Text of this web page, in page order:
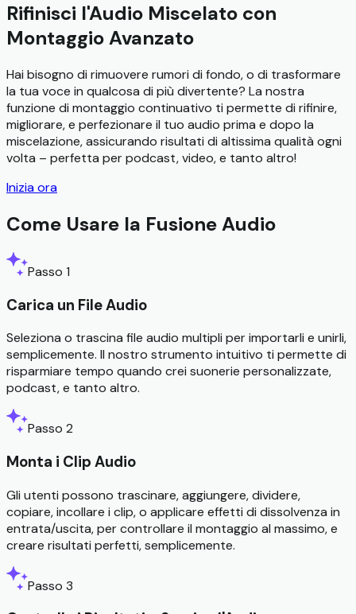
Rifinisci l'Audio Miscelato con
Montaggio Avanzato
Hai bisogno di rimuovere rumori di fondo, o di trasformare
la tua voce in qualcosa di più divertente? La nostra
funzione di montaggio continuativo ti permette di rifinire,
migliorare, e perfezionare il tuo audio prima e dopo la
miscelazione, assicurando risultati di altissima qualità ogni
volta – perfetta per podcast, video, e tanto altro!
Inizia ora
Come Usare la Fusione Audio
Passo 1
Carica un File Audio
Seleziona o trascina file audio multipli per importarli e unirli,
semplicemente. Il nostro strumento intuitivo ti permette di
risparmiare tempo quando crei suonerie personalizzate,
podcast, e tanto altro.
Passo 2
Monta i Clip Audio
Gli utenti possono trascinare, aggiungere, dividere,
copiare, incollare i clip, o applicare effetti di dissolvenza in
entrata/uscita, per controllare il montaggio al massimo, e
creare risultati perfetti, semplicemente.
Passo 3